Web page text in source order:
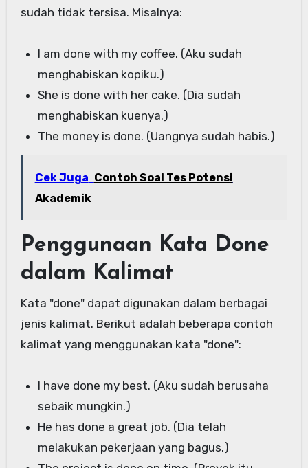
sudah tidak tersisa. Misalnya:
I am done with my coffee. (Aku sudah
menghabiskan kopiku.)
She is done with her cake. (Dia sudah
menghabiskan kuenya.)
The money is done. (Uangnya sudah habis.)
Cek Juga Contoh Soal Tes Potensi
Akademik
Penggunaan Kata Done
dalam Kalimat
Kata "done" dapat digunakan dalam berbagai
jenis kalimat. Berikut adalah beberapa contoh
kalimat yang menggunakan kata "done":
I have done my best. (Aku sudah berusaha
sebaik mungkin.)
He has done a great job. (Dia telah
melakukan pekerjaan yang bagus.)